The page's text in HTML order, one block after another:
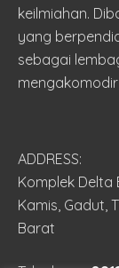
keilmiahan.
yang
sebagai
ADDRESS:
Komplek Delta
Kamis, Gadut,
Barat